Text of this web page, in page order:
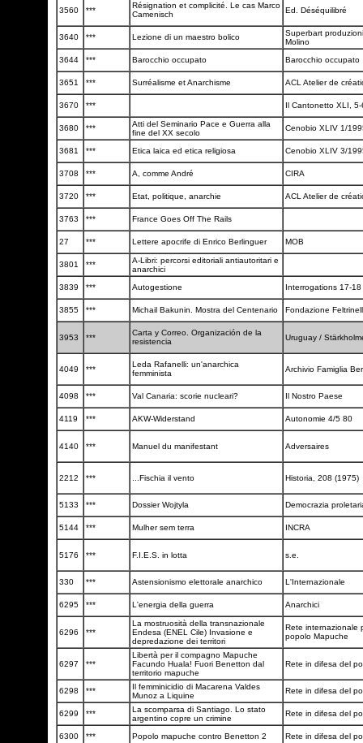
3560 ***
Résignation et complicité. Le cas Marco
Camenisch
Ed. Déséquilibré
3640 *** Lezione di un maestro bolico
Superbart
Molino
3644
*** Barocchio occupato Barocchio occupato
3651 *** Surréalisme et Anarchisme ACL Atelier de
3670 *** Il Cantonetto XLI,
3680 ***
Atti del Seminario Pace e Guerra alla
fine del XX secolo
Cenobio XLIV 1/
3681 *** Etica laica ed etica religiosa Cenobio XLIV 3/
3708 *** A, comme André CIRA
3720 *** Etat, politique, anarchie ACL Atelier de
3763 *** France Goes Off The Rails
27 *** Lettere apocrife di Enrico Berlinguer MOB
3801 ***
A-Libri: percorsi editoriali antiautoritari e
anarchici
3839
*** Autogestione Interrogations 17-18
3855 *** Michail Bakunin. Mostra del Centenario Fondazione
3953 ***
Carta y Correo. Organización de la
resistencia
Uruguay /
4049 ***
Leda Rafanelli: un'anarchica
femminista
Archivio Famiglia
4098 *** Val Canaria: scorie nucleari? Il Nostro Paese
4119 *** AKW-Widerstand Autonomie 4/5 80
4140 *** Manuel du manifestant Adversaires
2212 *** ...Fischia il vento Historia, 208 (1975)
5133 *** Dossier Wojtyla Democrazia
5144 *** Mulher sem terra INCRA
5176 *** F.I.E.S. in lotta s.e.
330 *** Astensionismo elettorale anarchico L'Internazionale
6295 *** L'energia della guerra Anarchici
6296 ***
La mostruosità della transnazionale
Endesa (ENEL Cile) Invasione e
depredazione dei territori
Rete internazionale
popolo Mapuche
6297 ***
Libertà per il compagno Mapuche
Facundo Huala! Fuori Benetton dal
territorio mapuche
Rete in difesa del
6298 ***
Il femminicidio di Macarena Valdes
Munoz a Liquine
Rete in difesa del
6299 ***
La scomparsa di Santiago. Lo stato
argentino copre un crimine
Rete in difesa del
6300 *** Popolo mapuche contro Benetton 2 Rete in difesa del